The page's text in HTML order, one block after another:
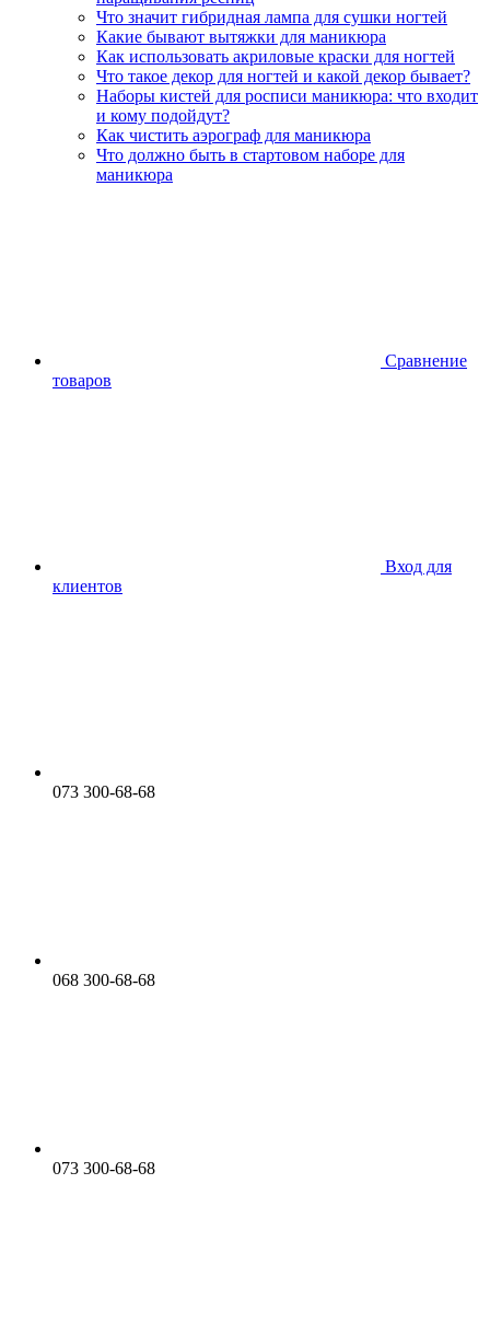
Что значит гибридная лампа для сушки ногтей
Какие бывают вытяжки для маникюра
Как использовать акриловые краски для ногтей
Что такое декор для ногтей и какой декор бывает?
Наборы кистей для росписи маникюра: что входит
и кому подойдут?
Как чистить аэрограф для маникюра
Что должно быть в стартовом наборе для
маникюра
Сравнение
товаров
Вход для
клиентов
073 300-68-68
068 300-68-68
073 300-68-68